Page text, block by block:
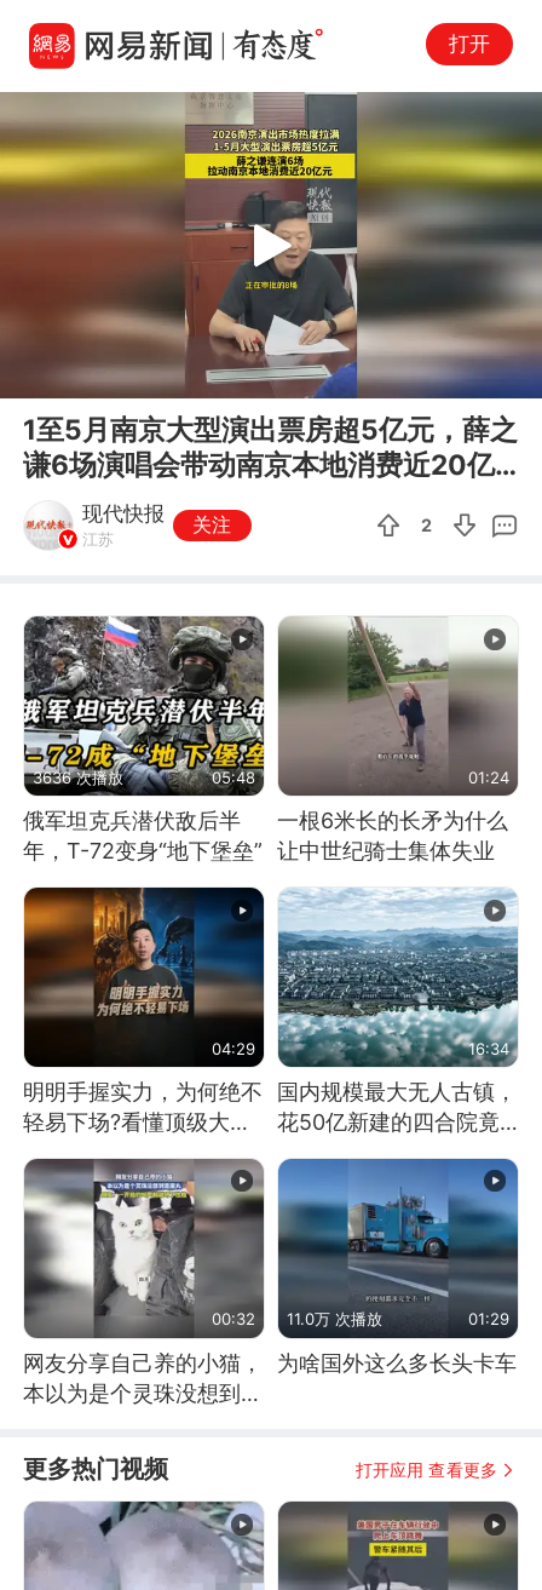
打开
01:15
Play
1至5月南京大型演出票房超5亿元，薛之
谦6场演唱会带动南京本地消费近20亿
现代快报
江苏
关注 2
3636 次播放 05:48
俄军坦克兵潜伏敌后半
年，T-72变身“地下堡垒”
01:24
一根6米长的长矛为什么
让中世纪骑士集体失业
04:29
明明手握实力，为何绝不
轻易下场?看懂顶级大国
16:34
国内规模最大无人古镇，
花50亿新建的四合院竟
00:32
网友分享自己养的小猫，
本以为是个灵珠没想到是
11.0万 次播放 01:29
为啥国外这么多长头卡车
更多热门视频 打开应用 查看更多